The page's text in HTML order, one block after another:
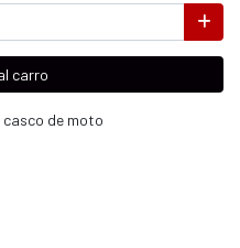
carro
de moto